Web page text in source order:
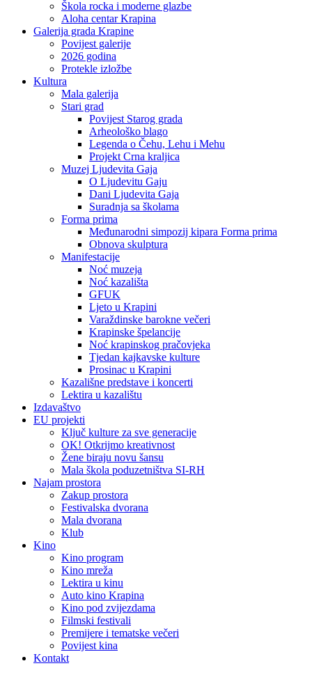
Škola rocka i moderne glazbe
Aloha centar Krapina
Galerija grada Krapine
Povijest galerije
2026 godina
Protekle izložbe
Kultura
Mala galerija
Stari grad
Povijest Starog grada
Arheološko blago
Legenda o Čehu, Lehu i Mehu
Projekt Crna kraljica
Muzej Ljudevita Gaja
O Ljudevitu Gaju
Dani Ljudevita Gaja
Suradnja sa školama
Forma prima
Međunarodni simpozij kipara Forma prima
Obnova skulptura
Manifestacije
Noć muzeja
Noć kazališta
GFUK
Ljeto u Krapini
Varaždinske barokne večeri
Krapinske špelancije
Noć krapinskog pračovjeka
Tjedan kajkavske kulture
Prosinac u Krapini
Kazališne predstave i koncerti
Lektira u kazalištu
Izdavaštvo
EU projekti
Ključ kulture za sve generacije
OK! Otkrijmo kreativnost
Žene biraju novu šansu
Mala škola poduzetništva SI-RH
Najam prostora
Zakup prostora
Festivalska dvorana
Mala dvorana
Klub
Kino
Kino program
Kino mreža
Lektira u kinu
Auto kino Krapina
Kino pod zvijezdama
Filmski festivali
Premijere i tematske večeri
Povijest kina
Kontakt